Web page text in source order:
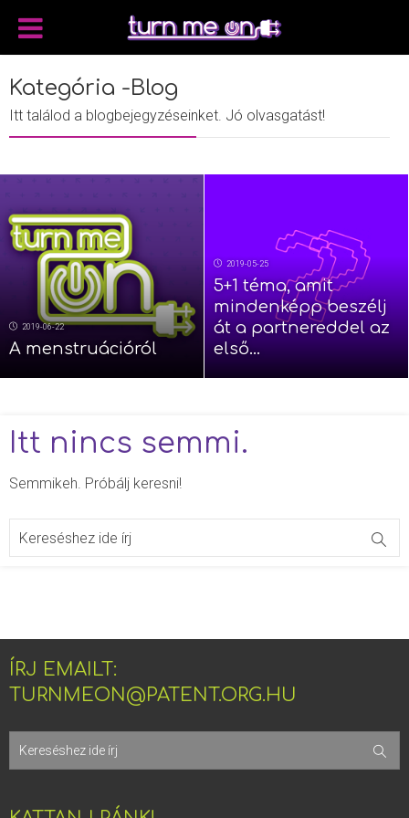
Kategória -Blog
Itt találod a blogbejegyzéseinket. Jó olvasgatást!
2019-06-22
A menstruációról
2019-05-25
5+1 téma, amit
mindenképp beszélj
át a partnereddel az
első...
Itt nincs semmi.
Semmikeh. Próbálj keresni!
ÍRJ EMAILT:
TURNMEON@PATENT.ORG.HU